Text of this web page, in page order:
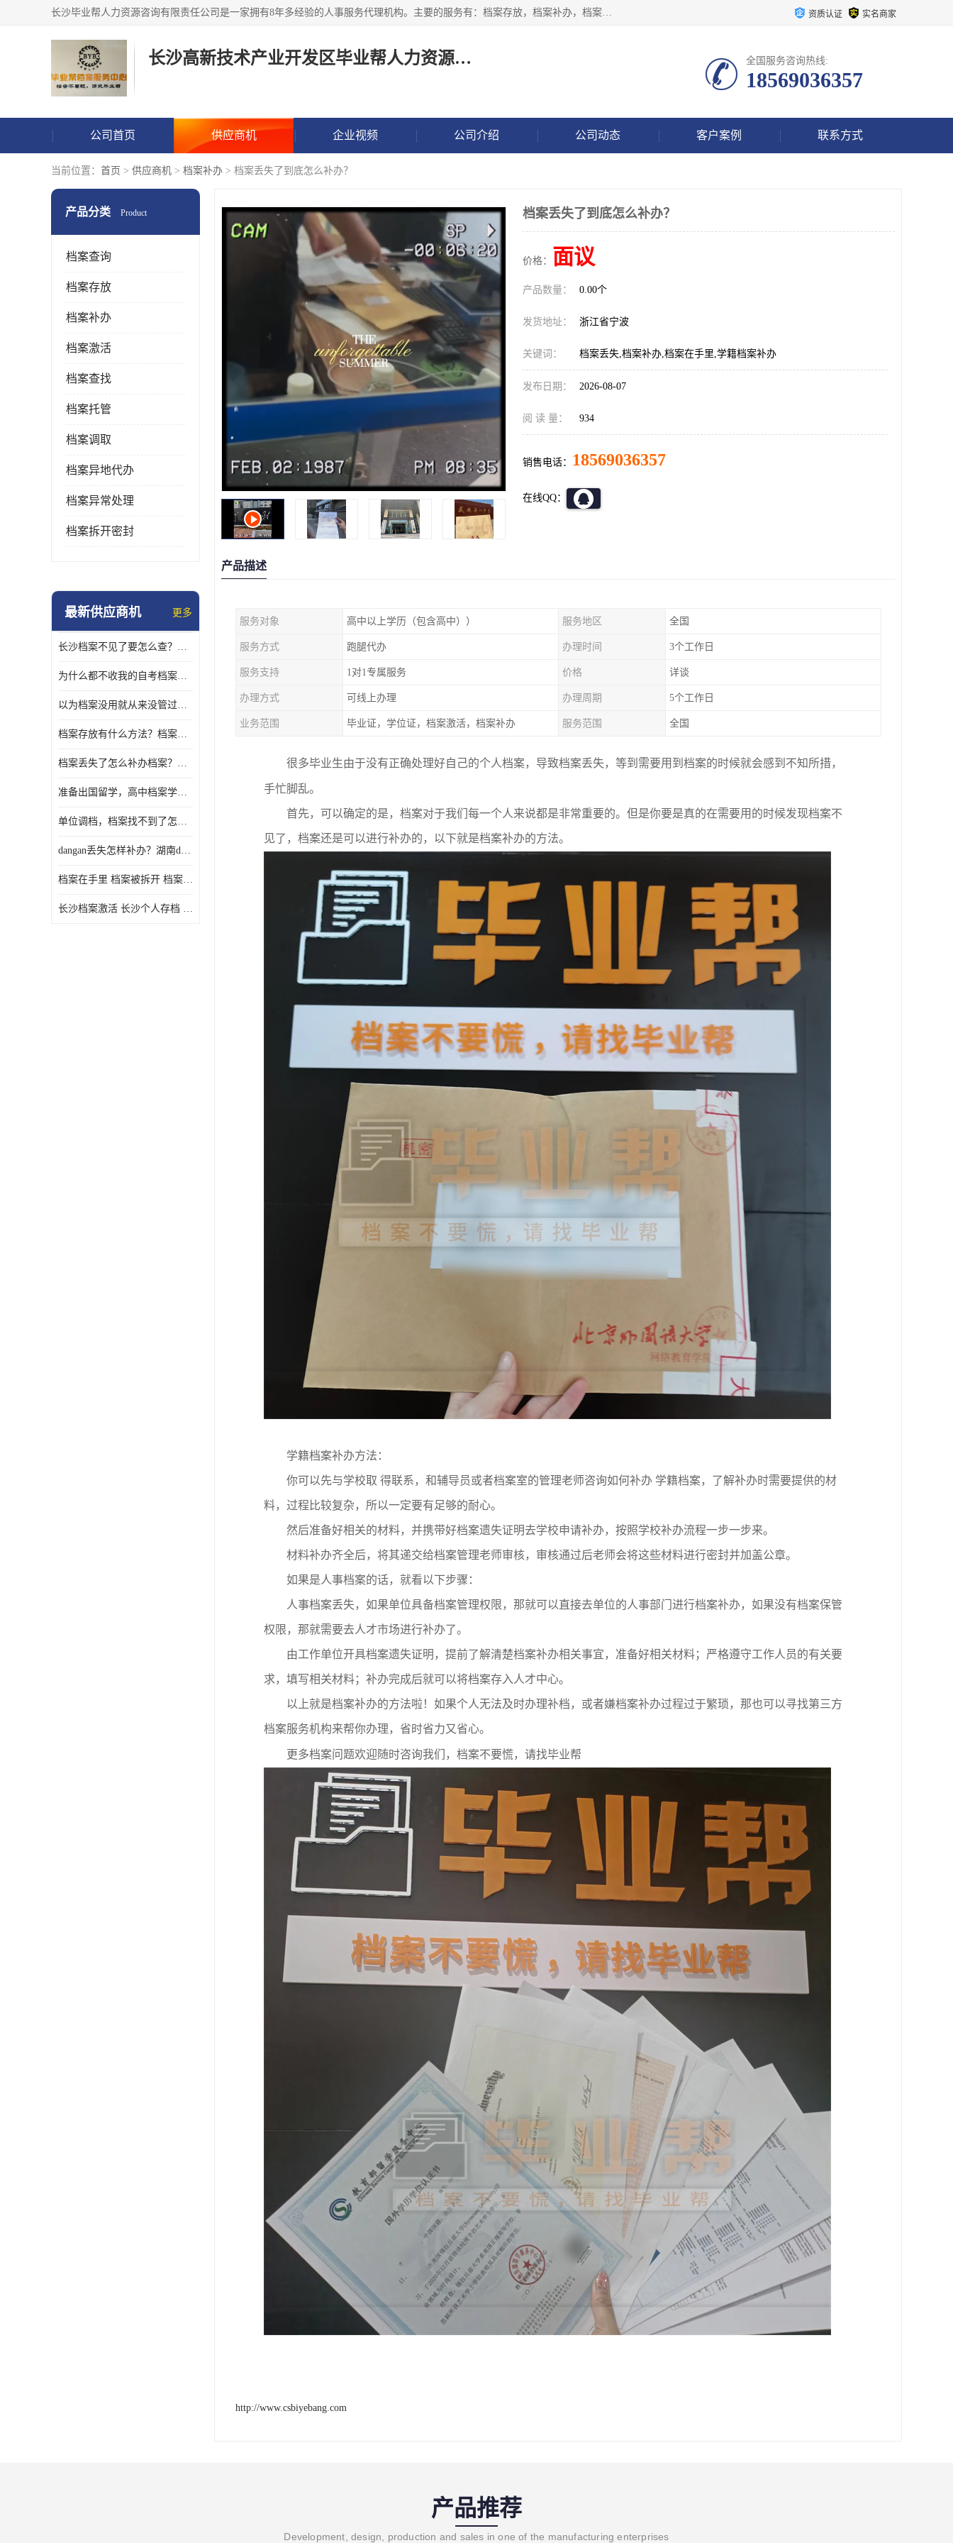
长沙毕业帮人力资源咨询有限责任公司是一家拥有8年多经验的人事服务代理机构。主要的服务有：档案存放，档案补办，档案激活，档案查询，档案查找，档案托管，档案调取，档案异地代办，档案异常处理 等；提供毕业档案处理、人事档案服务、商务代理代办、个人档案等服务，同时办事过程全程与客户沟通，确保真实、安全、可靠！ 资质认证 实名商家
长沙高新技术产业开发区毕业帮人力资源咨询有限责任公司 全国服务咨询热线:
18569036357
公司首页 供应商机 企业视频 公司介绍 公司动态 客户案例 联系方式
当前位置： 首页 > 供应商机 > 档案补办 > 档案丢失了到底怎么补办？
产品分类 Product
档案查询
档案存放
档案补办
档案激活
档案查找
档案托管
档案调取
档案异地代办
档案异常处理
档案拆开密封
最新供应商机 更多
长沙档案不见了要怎么查？档案查询 档案补办
为什么都不收我的自考档案？自考档案怎么存档？
以为档案没用就从来没管过，现在要用档案该怎么办？
档案存放有什么方法？档案在手里为什么不能用
档案丢失了怎么补办档案？湖南档案补办 档案补办方法
准备出国留学，高中档案学校发给我了怎么办？
单位调档，档案找不到了怎么办？
dangan丢失怎样补办？湖南dangan丢失补办流程介绍！
档案在手里 档案被拆开 档案补办 档案问题一站式服务
长沙档案激活 长沙个人存档 长沙档案存档
档案丢失了到底怎么补办？
价格： 面议
产品数量： 0.00个
发货地址： 浙江省宁波
关键词： 档案丢失,档案补办,档案在手里,学籍档案补办
发布日期： 2026-08-07
阅 读 量： 934
销售电话： 18569036357
在线QQ：
产品描述
服务对象 高中以上学历（包含高中）） 服务地区 全国
服务方式 跑腿代办 办理时间 3个工作日
服务支持 1对1专属服务 价格 详谈
办理方式 可线上办理 办理周期 5个工作日
业务范围 毕业证，学位证，档案激活，档案补办 服务范围 全国
很多毕业生由于没有正确处理好自己的个人档案，导致档案丢失，等到需要用到档案的时候就会感到不知所措，
手忙脚乱。
首先，可以确定的是，档案对于我们每一个人来说都是非常重要的。但是你要是真的在需要用的时候发现档案不
见了，档案还是可以进行补办的，以下就是档案补办的方法。
学籍档案补办方法：
你可以先与学校取 得联系，和辅导员或者档案室的管理老师咨询如何补办 学籍档案，了解补办时需要提供的材
料，过程比较复杂，所以一定要有足够的耐心。
然后准备好相关的材料，并携带好档案遗失证明去学校申请补办，按照学校补办流程一步一步来。
材料补办齐全后，将其递交给档案管理老师审核，审核通过后老师会将这些材料进行密封并加盖公章。
如果是人事档案的话，就看以下步骤：
人事档案丢失，如果单位具备档案管理权限，那就可以直接去单位的人事部门进行档案补办，如果没有档案保管
权限，那就需要去人才市场进行补办了。
由工作单位开具档案遗失证明，提前了解清楚档案补办相关事宜，准备好相关材料；严格遵守工作人员的有关要
求，填写相关材料；补办完成后就可以将档案存入人才中心。
以上就是档案补办的方法啦！如果个人无法及时办理补档，或者嫌档案补办过程过于繁琐，那也可以寻找第三方
档案服务机构来帮你办理，省时省力又省心。
更多档案问题欢迎随时咨询我们，档案不要慌，请找毕业帮
http://www.csbiyebang.com
产品推荐
Development, design, production and sales in one of the manufacturing enterprises